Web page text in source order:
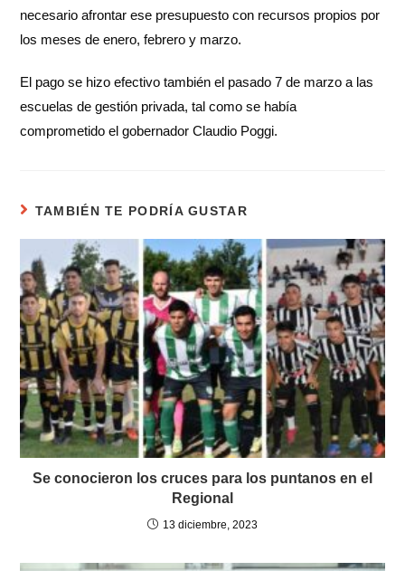
necesario afrontar ese presupuesto con recursos propios por
los meses de enero, febrero y marzo.
El pago se hizo efectivo también el pasado 7 de marzo a las
escuelas de gestión privada, tal como se había
comprometido el gobernador Claudio Poggi.
TAMBIÉN TE PODRÍA GUSTAR
Se conocieron los cruces para los puntanos en el
Regional
13 diciembre, 2023